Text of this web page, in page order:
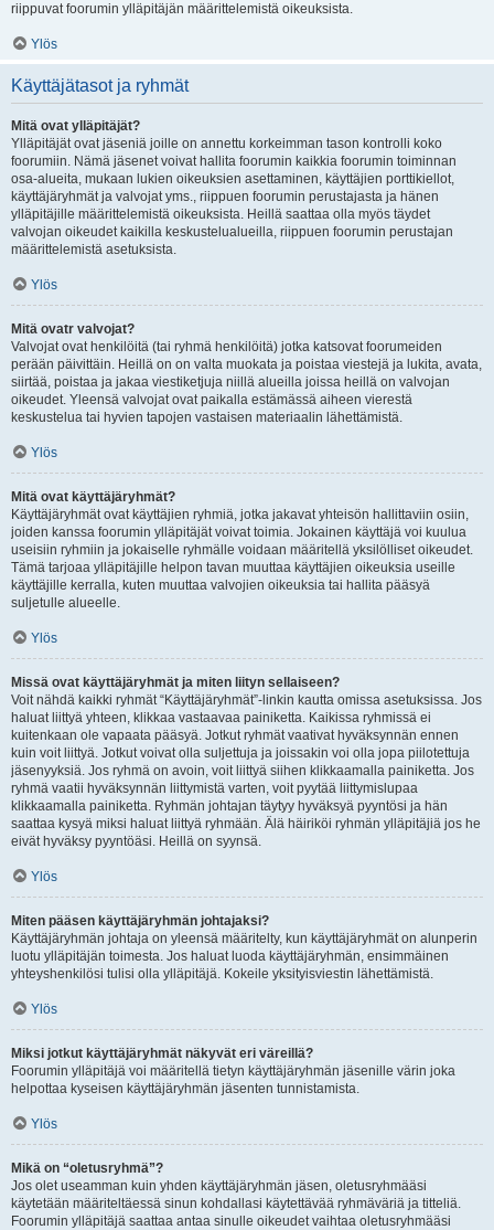
riippuvat foorumin ylläpitäjän määrittelemistä oikeuksista.
Ylös
Käyttäjätasot ja ryhmät
Mitä ovat ylläpitäjät?
Ylläpitäjät ovat jäseniä joille on annettu korkeimman tason kontrolli koko
foorumiin. Nämä jäsenet voivat hallita foorumin kaikkia foorumin toiminnan
osa-alueita, mukaan lukien oikeuksien asettaminen, käyttäjien porttikiellot,
käyttäjäryhmät ja valvojat yms., riippuen foorumin perustajasta ja hänen
ylläpitäjille määrittelemistä oikeuksista. Heillä saattaa olla myös täydet
valvojan oikeudet kaikilla keskustelualueilla, riippuen foorumin perustajan
määrittelemistä asetuksista.
Ylös
Mitä ovatr valvojat?
Valvojat ovat henkilöitä (tai ryhmä henkilöitä) jotka katsovat foorumeiden
perään päivittäin. Heillä on on valta muokata ja poistaa viestejä ja lukita, avata,
siirtää, poistaa ja jakaa viestiketjuja niillä alueilla joissa heillä on valvojan
oikeudet. Yleensä valvojat ovat paikalla estämässä aiheen vierestä
keskustelua tai hyvien tapojen vastaisen materiaalin lähettämistä.
Ylös
Mitä ovat käyttäjäryhmät?
Käyttäjäryhmät ovat käyttäjien ryhmiä, jotka jakavat yhteisön hallittaviin osiin,
joiden kanssa foorumin ylläpitäjät voivat toimia. Jokainen käyttäjä voi kuulua
useisiin ryhmiin ja jokaiselle ryhmälle voidaan määritellä yksilölliset oikeudet.
Tämä tarjoaa ylläpitäjille helpon tavan muuttaa käyttäjien oikeuksia useille
käyttäjille kerralla, kuten muuttaa valvojien oikeuksia tai hallita pääsyä
suljetulle alueelle.
Ylös
Missä ovat käyttäjäryhmät ja miten liityn sellaiseen?
Voit nähdä kaikki ryhmät “Käyttäjäryhmät”-linkin kautta omissa asetuksissa. Jos
haluat liittyä yhteen, klikkaa vastaavaa painiketta. Kaikissa ryhmissä ei
kuitenkaan ole vapaata pääsyä. Jotkut ryhmät vaativat hyväksynnän ennen
kuin voit liittyä. Jotkut voivat olla suljettuja ja joissakin voi olla jopa piilotettuja
jäsenyyksiä. Jos ryhmä on avoin, voit liittyä siihen klikkaamalla painiketta. Jos
ryhmä vaatii hyväksynnän liittymistä varten, voit pyytää liittymislupaa
klikkaamalla painiketta. Ryhmän johtajan täytyy hyväksyä pyyntösi ja hän
saattaa kysyä miksi haluat liittyä ryhmään. Älä häiriköi ryhmän ylläpitäjiä jos he
eivät hyväksy pyyntöäsi. Heillä on syynsä.
Ylös
Miten pääsen käyttäjäryhmän johtajaksi?
Käyttäjäryhmän johtaja on yleensä määritelty, kun käyttäjäryhmät on alunperin
luotu ylläpitäjän toimesta. Jos haluat luoda käyttäjäryhmän, ensimmäinen
yhteyshenkilösi tulisi olla ylläpitäjä. Kokeile yksityisviestin lähettämistä.
Ylös
Miksi jotkut käyttäjäryhmät näkyvät eri väreillä?
Foorumin ylläpitäjä voi määritellä tietyn käyttäjäryhmän jäsenille värin joka
helpottaa kyseisen käyttäjäryhmän jäsenten tunnistamista.
Ylös
Mikä on “oletusryhmä”?
Jos olet useamman kuin yhden käyttäjäryhmän jäsen, oletusryhmääsi
käytetään määriteltäessä sinun kohdallasi käytettävää ryhmäväriä ja titteliä.
Foorumin ylläpitäjä saattaa antaa sinulle oikeudet vaihtaa oletusryhmääsi